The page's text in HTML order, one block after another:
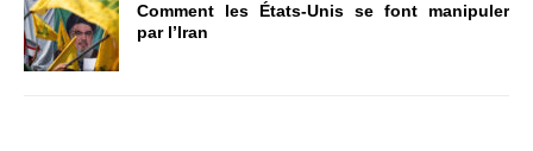
Comment les États-Unis se font manipuler
par l’Iran